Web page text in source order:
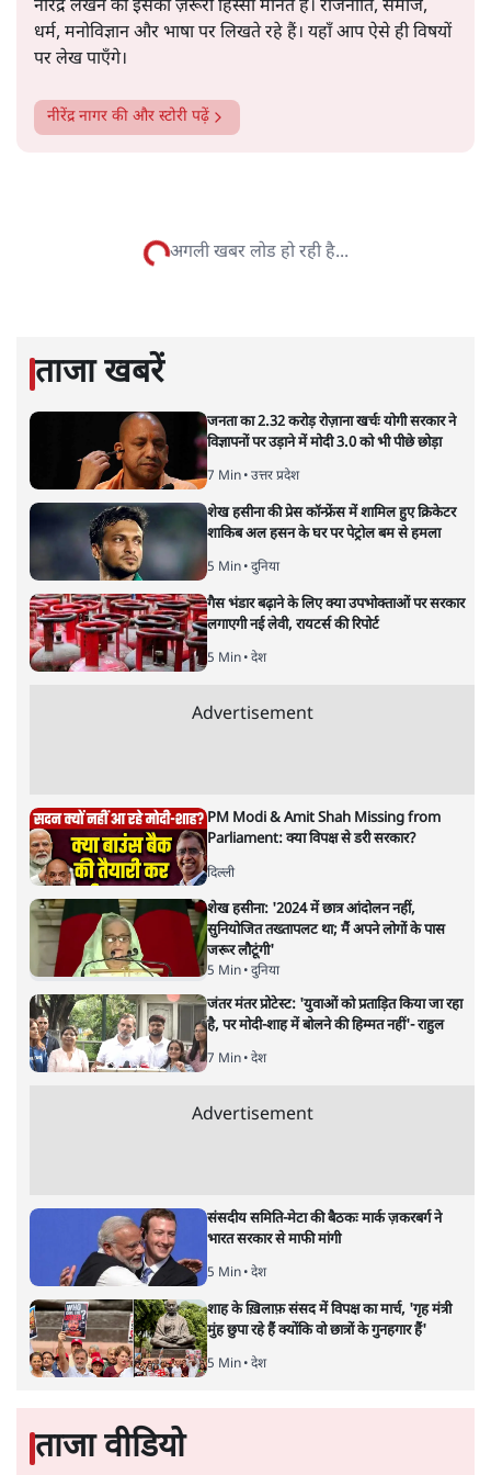
सत्य हिन्दी ऐपडाउनलोडकरें
नीरेंद्र नागर
सीनियर प्रड्यूसर रह चुके हैं। 35 साल से पत्रकारिता के पेशे से जुड़े
नीरेंद्र लेखन को इसका ज़रूरी हिस्सा मानते हैं। राजनीति, समाज,
नीरेंद्र नागरकी और स्टोरी पढ़ें
कश्मीर में मौलिक अधिकार छीनने पर
कन्नन ने इस्तीफ़ा दिया, आपने क्या
किया?
29 MAR, 2025
कन्नन गोपीनाथन (फ़ाइल फ़ोटो)
अपूर्वानंद
बताकर केरल में अखिल भारतीय प्रशासनिक सेवा के अधिकारी कन्नन
गोपीनाथन ने इस्तीफ़ा दे दिया। कन्नन का यह वक्तव्य उसी दिन आया
है जब देश के उनके मुक़ाबले कहीं अधिक शक्तिशाली, एक अवकाश
प्राप्त न्यायाधीश ने, जो प्रेस काउन्सिल के अध्यक्ष हैं, उच्चतम न्यायालय
में यह अर्ज़ी लगाई है कि कश्मीर में प्रेस पर लगी पाबंदी वाजिब मानी
जाए।